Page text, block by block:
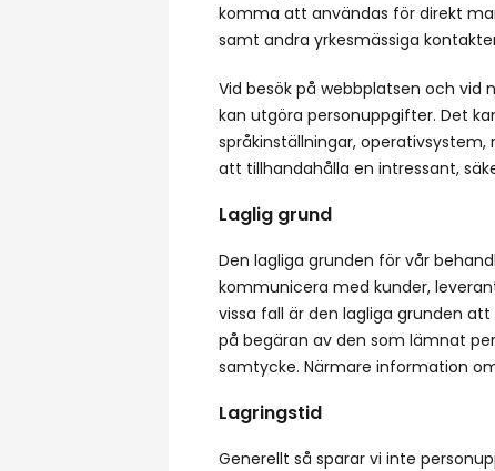
komma att användas för direkt
samt andra yrkesmässiga
Vid besök på webbplatsen och
kan utgöra personuppgifter. Det
språkinställningar,
att tillhandahålla en intressant,
Laglig grund
Den lagliga grunden för vår
kommunicera med kunder,
vissa fall är den lagliga grunden
på begäran av den som lämnat
samtycke. Närmare information
Lagringstid
Generellt så sparar vi inte